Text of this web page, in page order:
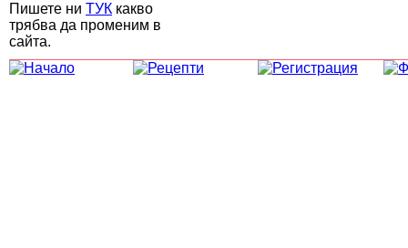
Пишете ни ТУК какво
трябва да променим в
сайта.